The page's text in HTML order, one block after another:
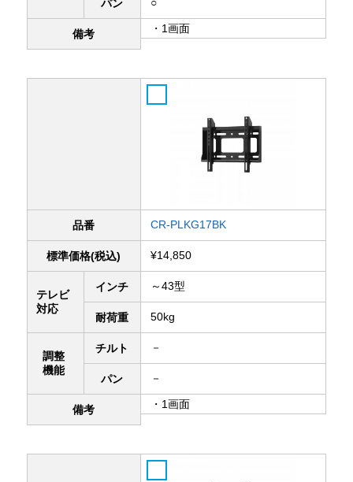
パン
備考 ・1画面
品番 CR-PLKG17BK
標準価格(税込) ¥14,850
テレビ
対応
インチ ～43型
耐荷重 50kg
調整
機能
チルト －
パン －
備考 ・1画面